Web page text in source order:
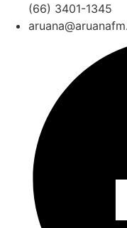
(66) 3401-1345